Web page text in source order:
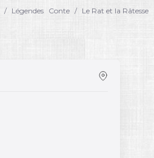
/ Légendes Conte / Le Rat et la Râtesse